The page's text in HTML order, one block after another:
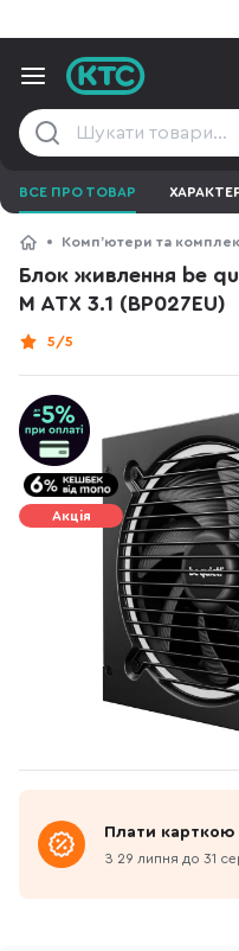
ВСЕ ПРО ТОВАР
Компʼютери та
Блок живлення be
M ATX 3.1 (BP027EU)
5/5
Акція
Плати карткою
З 29 липня до 31